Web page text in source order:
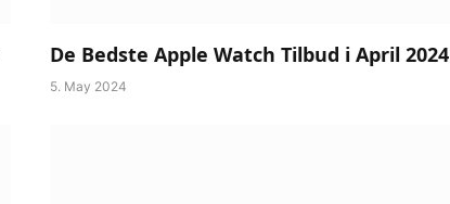
De Bedste Apple Watch Tilbud i April 2024
5. May 2024